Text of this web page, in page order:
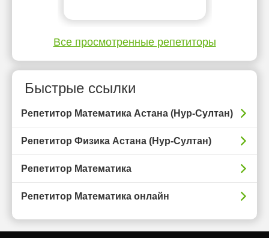
Все просмотренные репетиторы
Быстрые ссылки
Репетитор Математика Астана (Нур-Султан)
Репетитор Физика Астана (Нур-Султан)
Репетитор Математика
Репетитор Математика онлайн